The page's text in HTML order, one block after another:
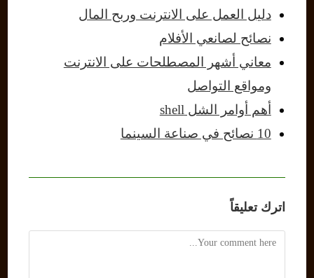
دليل العمل على الانترنت وربح المال
نصائح لصانعي الأفلام
معاني أشهر المصطلحات على الانترنت
ومواقع التواصل
أهم أوامر الشل shell
10 نصائح في صناعة السينما
اترك تعليقاً
Comment